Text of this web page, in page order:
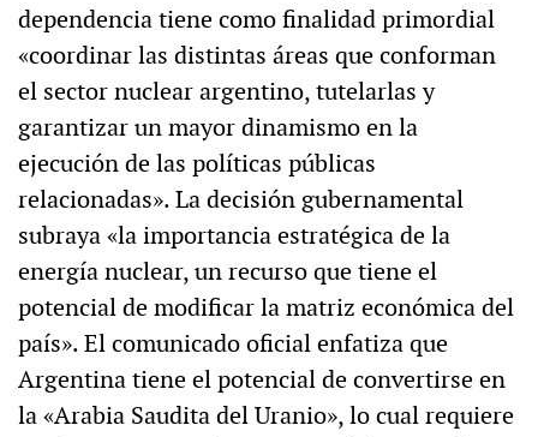
dependencia tiene como finalidad primordial
«coordinar las distintas áreas que conforman
el sector nuclear argentino, tutelarlas y
garantizar un mayor dinamismo en la
ejecución de las políticas públicas
relacionadas». La decisión gubernamental
subraya «la importancia estratégica de la
energía nuclear, un recurso que tiene el
potencial de modificar la matriz económica del
país». El comunicado oficial enfatiza que
Argentina tiene el potencial de convertirse en
la «Arabia Saudita del Uranio», lo cual requiere